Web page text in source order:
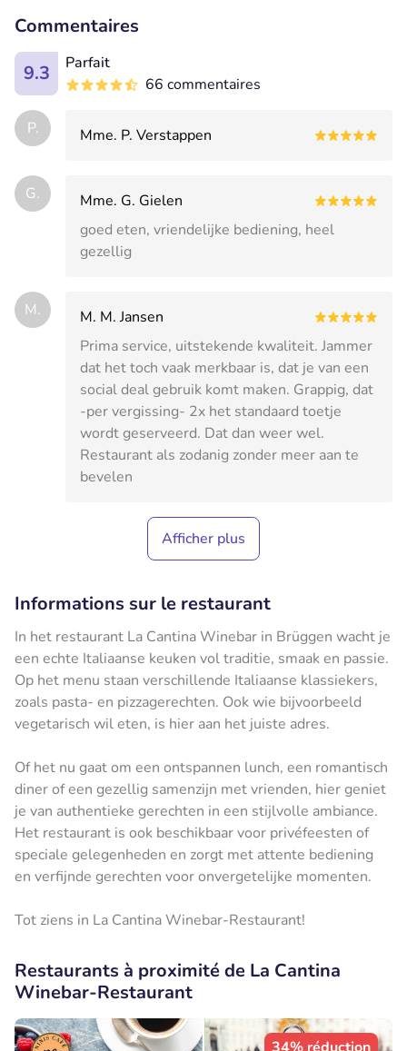
Commentaires
9.3
Parfait
66 commentaires
P. Mme. P. Verstappen
G.
Mme. G. Gielen
goed eten, vriendelijke bediening, heel
gezellig
M.
M. M. Jansen
Prima service, uitstekende kwaliteit. Jammer
dat het toch vaak merkbaar is, dat je van een
social deal gebruik komt maken. Grappig, dat
-per vergissing- 2x het standaard toetje
wordt geserveerd. Dat dan weer wel.
Restaurant als zodanig zonder meer aan te
bevelen
Afficher plus
Informations sur le restaurant
In het restaurant La Cantina Winebar in Brüggen wacht je
een echte Italiaanse keuken vol traditie, smaak en passie.
Op het menu staan verschillende Italiaanse klassiekers,
zoals pasta- en pizzagerechten. Ook wie bijvoorbeeld
vegetarisch wil eten, is hier aan het juiste adres.
Of het nu gaat om een ontspannen lunch, een romantisch
diner of een gezellig samenzijn met vrienden, hier geniet
je van authentieke gerechten in een stijlvolle ambiance.
Het restaurant is ook beschikbaar voor privéfeesten of
speciale gelegenheden en zorgt met attente bediening
en verfijnde gerechten voor onvergetelijke momenten.
Tot ziens in La Cantina Winebar-Restaurant!
Restaurants à proximité de La Cantina
Winebar-Restaurant